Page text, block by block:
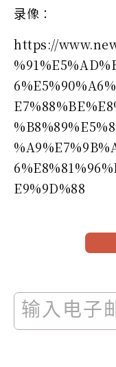
录像：
https://
E9%9D%88